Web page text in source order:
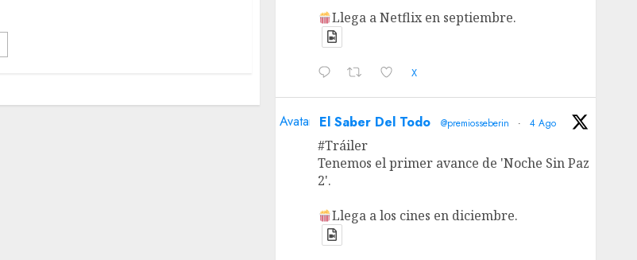
Llega a Netflix en septiembre.
X
Avatar El Saber Del Todo @premiosseberin · 4 Ago
#Tráiler
Tenemos el primer avance de 'Noche Sin Paz
2'.
Llega a los cines en diciembre.